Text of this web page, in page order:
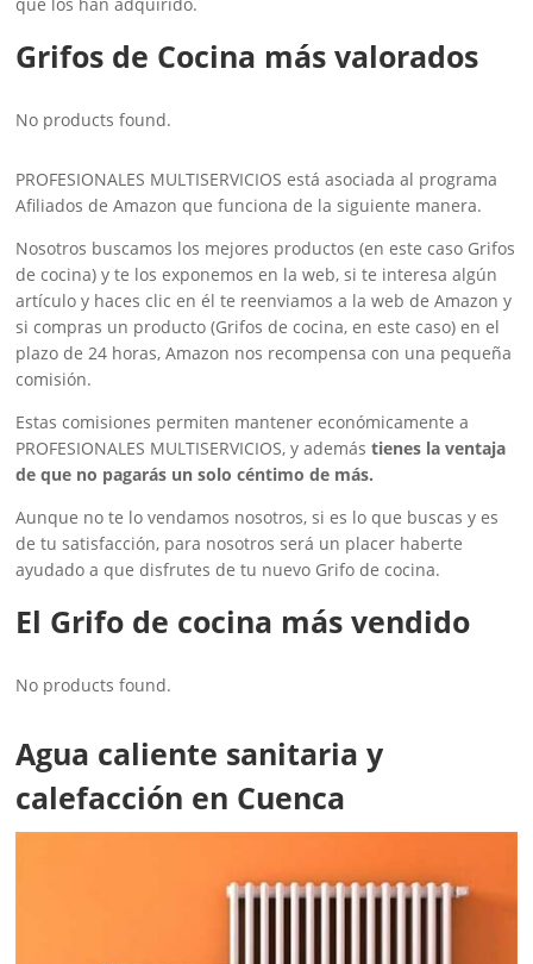
Grifos de Cocina más valorados
No products found.
PROFESIONALES MULTISERVICIOS está asociada al programa
Afiliados de Amazon que funciona de la siguiente manera.
Nosotros buscamos los mejores productos (en este caso Grifos
de cocina) y te los exponemos en la web, si te interesa algún
artículo y haces clic en él te reenviamos a la web de Amazon y
si compras un producto (Grifos de cocina, en este caso) en el
plazo de 24 horas, Amazon nos recompensa con una pequeña
comisión.
Estas comisiones permiten mantener económicamente a
PROFESIONALES MULTISERVICIOS, y ademástienes la ventaja
de que no pagarás un solo céntimo de más.
Aunque no te lo vendamos nosotros, si es lo que buscas y es
de tu satisfacción, para nosotros será un placer haberte
ayudado a que disfrutes de tu nuevo Grifo de cocina.
El Grifo de cocina más vendido
No products found.
Agua caliente sanitaria y
calefacción en Cuenca